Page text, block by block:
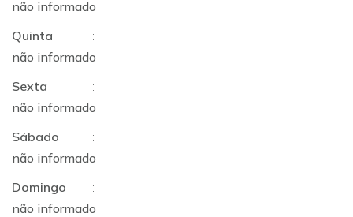
não informado
Quinta
:
não informado
Sexta
:
não informado
Sábado
:
não informado
Domingo
:
não informado